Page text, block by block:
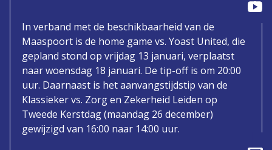
In verband met de beschikbaarheid van de
Maaspoort is de home game vs. Yoast United, die
gepland stond op vrijdag 13 januari, verplaatst
naar woensdag 18 januari. De tip-off is om 20:00
uur. Daarnaast is het aanvangstijdstip van de
Klassieker vs. Zorg en Zekerheid Leiden op
Tweede Kerstdag (maandag 26 december)
gewijzigd van 16:00 naar 14:00 uur.